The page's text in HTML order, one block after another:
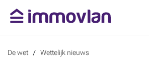
De wet Wettelijk nieuws